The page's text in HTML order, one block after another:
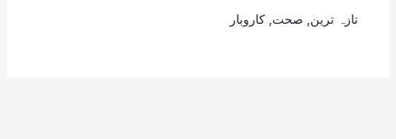
تازہ ترین صحت کاروبار